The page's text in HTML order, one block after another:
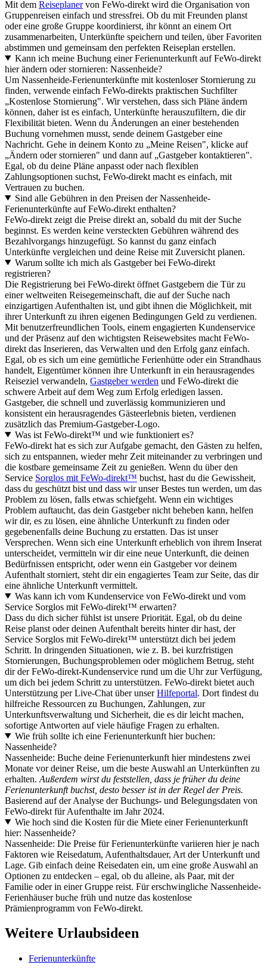
Mit dem Reiseplanervon FeWo-direkt wird die Organisation von
Gruppenreisen einfach und stressfrei. Ob du mit Freunden planst
oder eine große Gruppe koordinierst, ihr könnt an einem Ort
zusammenarbeiten, Unterkünfte speichern und teilen, über Favoriten
abstimmen und gemeinsam den perfekten Reiseplan erstellen.
Kann ich meine Buchung einer Ferienunterkunft auf FeWo-direkt
hier ändern oder stornieren: Nassenheide?
Um Nassenheide-Ferienunterkünfte mit kostenloser Stornierung zu
finden, verwende einfach FeWo-direkts praktischen Suchfilter
„Kostenlose Stornierung". Wir verstehen, dass sich Pläne ändern
können, daher ist es einfach, Unterkünfte herauszufiltern, die dir
Flexibilität bieten. Wenn du Änderungen an einer bestehenden
Buchung vornehmen musst, sende deinem Gastgeber eine
Nachricht. Gehe in deinem Konto zu „Meine Reisen", klicke auf
„Ändern oder stornieren" und dann auf „Gastgeber kontaktieren".
Egal, ob du deine Pläne anpasst oder nach flexiblen
Zahlungsoptionen suchst, FeWo-direkt macht es einfach, mit
Vertrauen zu buchen.
Sind alle Gebühren in den Preisen der Nassenheide-
Ferienunterkünfte auf FeWo-direkt enthalten?
FeWo-direkt zeigt die Preise direkt an, sobald du mit der Suche
beginnst. Es werden keine versteckten Gebühren während des
Bezahlvorgangs hinzugefügt. So kannst du ganz einfach
Unterkünfte vergleichen und deine Reise mit Zuversicht planen.
Warum sollte ich mich als Gastgeber bei FeWo-direkt
registrieren?
Die Registrierung bei FeWo-direkt öffnet Gastgebern die Tür zu
einer weltweiten Reisegemeinschaft, die auf der Suche nach
einzigartigen Aufenthalten ist, und gibt ihnen die Möglichkeit, mit
ihrer Unterkunft zu ihren eigenen Bedingungen Geld zu verdienen.
Mit benutzerfreundlichen Tools, einem engagierten Kundenservice
und der Präsenz auf den wichtigsten Reisewebsites macht FeWo-
direkt das Inserieren, das Verwalten und den Erfolg ganz einfach.
Egal, ob es sich um eine gemütliche Ferienhütte oder ein Strandhaus
handelt, Eigentümer können ihre Unterkunft in ein herausragendes
Reiseziel verwandeln, Gastgeber werden und FeWo-direkt die
schwere Arbeit auf dem Weg zum Erfolg erledigen lassen.
Gastgeber, die schnell und zuverlässig kommunizieren und
konsistent ein herausragendes Gästeerlebnis bieten, verdienen
zusätzlich das Premium-Gastgeber-Logo.
Was ist FeWo-direkt™ und wie funktioniert es?
FeWo-direkt hat es sich zur Aufgabe gemacht, den Gästen zu helfen,
sich zu entspannen, wieder mehr Zeit miteinander zu verbringen und
die kostbare gemeinsame Zeit zu genießen. Wenn du über den
Service Sorglos mit FeWo-direkt™ buchst, hast du die Gewissheit,
dass du geschützt bist und dass wir unser Bestes tun werden, um das
Problem zu lösen, falls etwas schiefgeht. Wenn ein wichtiges
Problem auftaucht, das dein Gastgeber nicht beheben kann, helfen
wir dir, es zu lösen, eine ähnliche Unterkunft zu finden oder
gegebenenfalls deine Buchung zu erstatten. Das ist unser
Versprechen. Wenn sich eine Unterkunft erheblich von ihrem Inserat
unterscheidet, vermitteln wir dir eine neue Unterkunft, die deinen
Bedürfnissen entspricht, oder wenn ein Gastgeber vor deinem
Aufenthalt storniert, steht dir ein engagiertes Team zur Seite, das dir
eine ähnliche Unterkunft vermittelt.
Was kann ich vom Kundenservice von FeWo-direkt und vom
Service Sorglos mit FeWo-direkt™ erwarten?
Dass du dich sicher fühlst ist unsere Priorität. Egal, ob du deine
Reise planst oder deinen Aufenthalt bereits hinter dir hast, der
Service Sorglos mit FeWo-direkt™ unterstützt dich bei jedem
Schritt. In dringenden Situationen, wie z. B. bei kurzfristigen
Stornierungen, Buchungsproblemen oder möglichem Betrug, steht
dir der FeWo-direkt-Kundenservice rund um die Uhr zur Verfügung,
um dich bei jedem Schritt zu unterstützen. FeWo-direkt bietet auch
Unterstützung per Live-Chat über unserHilfeportal. Dort findest du
hilfreiche Ressourcen zu Buchungen, Zahlungen, zur
Unterkunftsverwaltung und Sicherheit, die es dir leicht machen,
sofortige Antworten auf viele häufige Fragen zu erhalten.
Wie früh sollte ich eine Ferienunterkunft hier buchen:
Nassenheide?
Nassenheide: Buche deine Ferienunterkunft hier mindestens zwei
Monate vor deiner Reise, um die beste Auswahl an Unterkünften zu
erhalten. Außerdem wirst du feststellen, dass je früher du deine
Ferienunterkunft buchst, desto besser ist in der Regel der Preis.
Basierend auf der Analyse der Buchungs- und Belegungsdaten von
FeWo-direkt für Aufenthalte im Jahr 2024.
Wie hoch sind die Kosten für die Miete einer Ferienunterkunft
hier: Nassenheide?
Nassenheide: Die Preise für Ferienunterkünfte variieren hier je nach
Faktoren wie Reisedatum, Aufenthaltsdauer, Art der Unterkunft und
Lage. Gib einfach deine Reisedaten ein, um eine große Auswahl an
Optionen zu entdecken – egal, ob du alleine, als Paar, mit der
Familie oder in einer Gruppe reist. Für erschwingliche Nassenheide-
Ferienhäuser buche früh und nutze das kostenlose
Prämienprogramm von FeWo-direkt.
Weitere Urlaubsideen
Ferienunterkünfte